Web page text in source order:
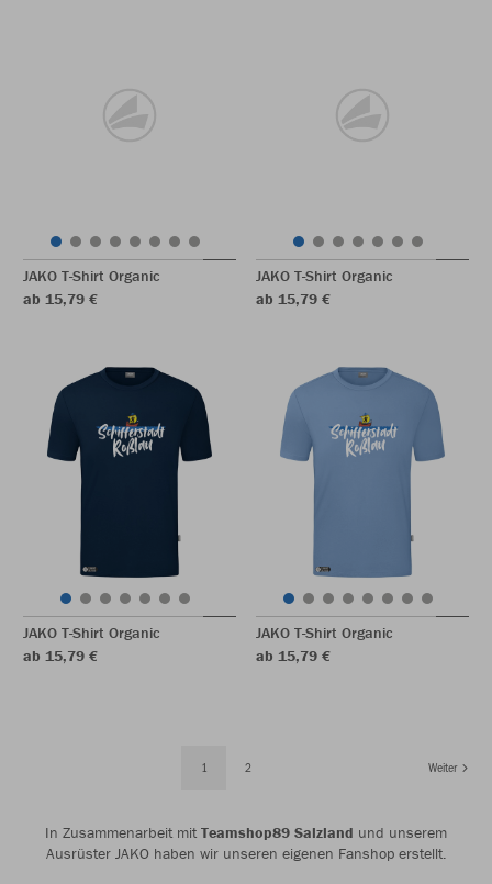
JAKO T-Shirt Organic
ab 15,79 €
JAKO T-Shirt Organic
ab 15,79 €
JAKO T-Shirt Organic
ab 15,79 €
JAKO T-Shirt Organic
ab 15,79 €
1 2 Weiter
In Zusammenarbeit mit Teamshop89 Salzland und unserem
Ausrüster JAKO haben wir unseren eigenen Fanshop erstellt.